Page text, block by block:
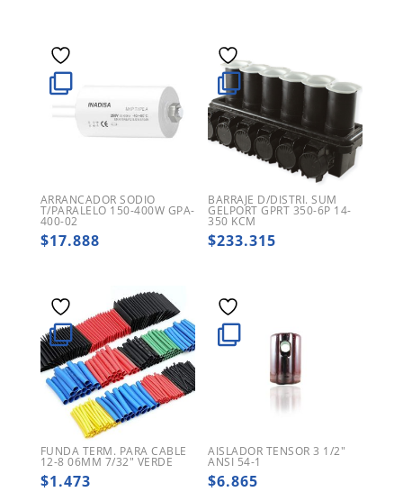
ARRANCADOR SODIO
T/PARALELO 150-400W GPA-
400-02
$17.888
BARRAJE D/DISTRI. SUM
GELPORT GPRT 350-6P 14-
350 KCM
$233.315
FUNDA TERM. PARA CABLE
12-8 06MM 7/32″ VERDE
$1.473
AISLADOR TENSOR 3 1/2″
ANSI 54-1
$6.865